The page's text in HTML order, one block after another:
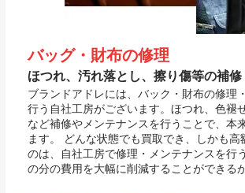
バッグ・財布の修理
ほつれ、汚れ落とし、擦り傷等の補修
ブランドアドレには、バック・財布の修理
行う自社工房がございます。ほつれ、色褪
など補修やメンテナンスを行うことで、本
ます。 どんな状態でも買取でき、しかも高
のは、自社工房で修理・メンテナンスを行
の分の費用を大幅に削減することができる